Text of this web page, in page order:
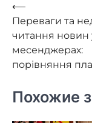
Навигация
по
записям
⟵
Переваги та
читання новин
месенджерах:
порівняння
Похожие